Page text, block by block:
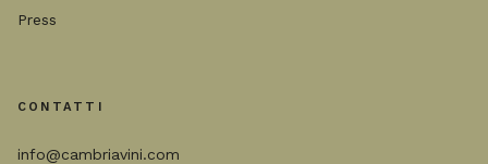
Press
CONTATTI
info@cambriavini.com